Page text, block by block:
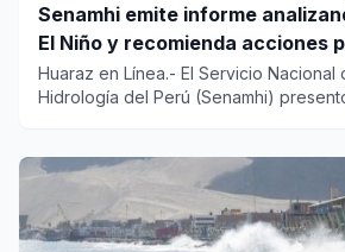
Senamhi emite informe
El Niño y recomienda acciones
Huaraz en Línea.- El Servicio
Hidrología del Perú (Senamhi)